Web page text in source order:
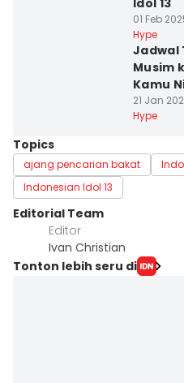
Idol 13
01 Feb
Hype
Jadwal
Musim
Kamu
21 Jan
Hype
Topics
ajang pencarian bakat
Indonesian Idol 13
Editorial Team
Editor
Ivan Christian
Tonton lebih seru di